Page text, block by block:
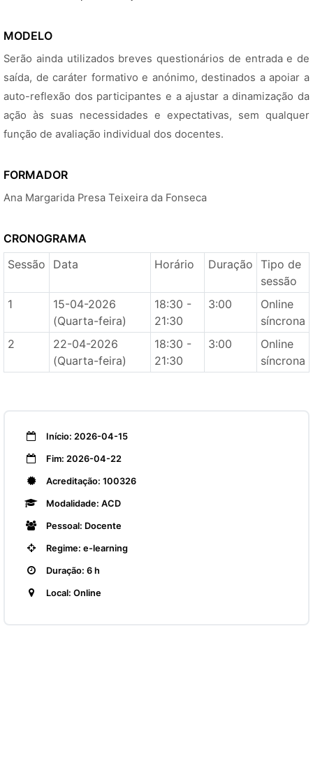
MODELO
Serão ainda utilizados breves questionários de entrada e de
saída, de caráter formativo e anónimo, destinados a apoiar a
auto-reflexão dos participantes e a ajustar a dinamização da
ação às suas necessidades e expectativas, sem qualquer
função de avaliação individual dos docentes.
FORMADOR
Ana Margarida Presa Teixeira da Fonseca
CRONOGRAMA
Sessão
Data Horário Duração Tipo de
sessão
1
15-04-2026
(Quarta-feira)
18:30 -
21:30
3:00
Online
síncrona
2
22-04-2026
(Quarta-feira)
18:30 -
21:30
3:00
Online
síncrona
Início: 2026-04-15
Fim: 2026-04-22
Acreditação: 100326
Modalidade: ACD
Pessoal: Docente
Regime: e-learning
Duração: 6 h
Local: Online